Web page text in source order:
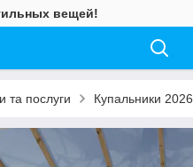
вещей!
та послуги Купальники 2026